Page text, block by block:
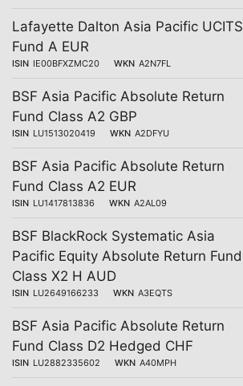
Lafayette Dalton Asia Pacific UCITS
Fund A EUR
ISIN IE00BFXZMC20 WKN A2N7FL
BSF Asia Pacific Absolute Return
Fund Class A2 GBP
ISIN LU1513020419 WKN A2DFYU
BSF Asia Pacific Absolute Return
Fund Class A2 EUR
ISIN LU1417813836 WKN A2AL09
BSF BlackRock Systematic Asia
Pacific Equity Absolute Return Fund
Class X2 H AUD
ISIN LU2649166233 WKN A3EQTS
BSF Asia Pacific Absolute Return
Fund Class D2 Hedged CHF
ISIN LU2882335602 WKN A40MPH